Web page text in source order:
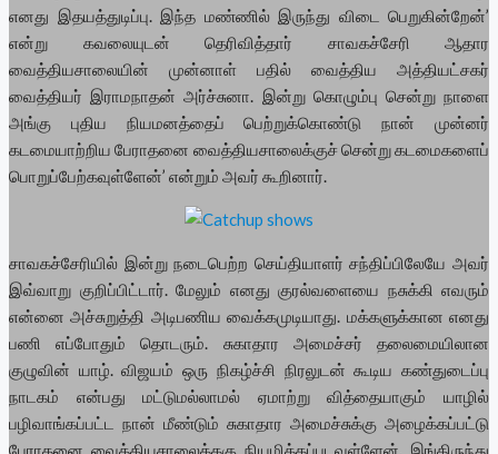
எனது இதயத்துடிப்பு. இந்த மண்ணில் இருந்து விடை பெறுகின்றேன்’
என்று கவலையுடன் தெரிவித்தார் சாவகச்சேரி ஆதார
வைத்தியசாலையின் முன்னாள் பதில் வைத்திய அத்தியட்சகர்
வைத்தியர் இராமநாதன் அர்ச்சுனா. இன்று கொழும்பு சென்று நாளை
அங்கு புதிய நியமனத்தைப் பெற்றுக்கொண்டு நான் முன்னர்
கடமையாற்றிய பேராதனை வைத்தியசாலைக்குச் சென்று கடமைகளைப்
பொறுப்பேற்கவுள்ளேன்’ என்றும் அவர் கூறினார்.
சாவகச்சேரியில் இன்று நடைபெற்ற செய்தியாளர் சந்திப்பிலேயே அவர்
இவ்வாறு குறிப்பிட்டார். மேலும் எனது குரல்வளையை நசுக்கி எவரும்
என்னை அச்சுறுத்தி அடிபணிய வைக்கமுடியாது. மக்களுக்கான எனது
பணி எப்போதும் தொடரும். சுகாதார அமைச்சர் தலைமையிலான
குழுவின் யாழ். விஜயம் ஒரு நிகழ்ச்சி நிரலுடன் கூடிய கண்துடைப்பு
நாடகம் என்பது மட்டுமல்லாமல் ஏமாற்று வித்தையாகும் யாழில்
பழிவாங்கப்பட்ட நான் மீண்டும் சுகாதார அமைச்சுக்கு அழைக்கப்பட்டு
பேராதனை வைத்தியசாலைக்ககு நியமிக்கப்படவுள்ளேன். இங்கிருந்து